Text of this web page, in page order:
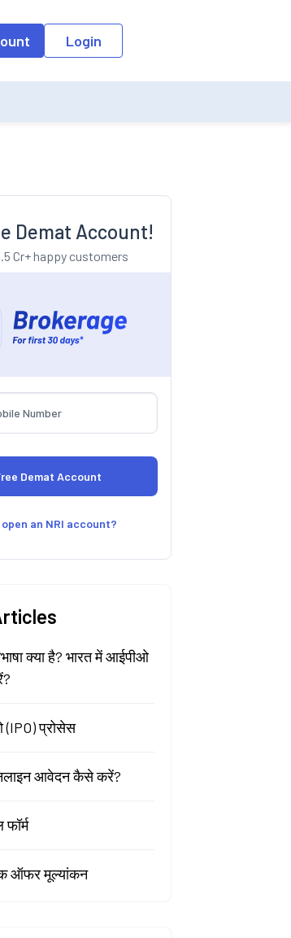
the suggestion list will be updated as per the
Login
Demat Account!
Cr+ happy customers
an NRI account?
क्या है? भारत में आईपीओ
प्रोसेस
आवेदन कैसे करें?
ऑफर मूल्यांकन